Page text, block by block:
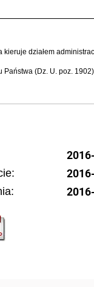
kieruje działem
Państwa (Dz. U. poz.